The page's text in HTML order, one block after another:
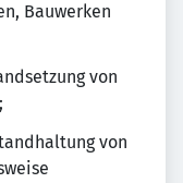
Bauwerken
von
von